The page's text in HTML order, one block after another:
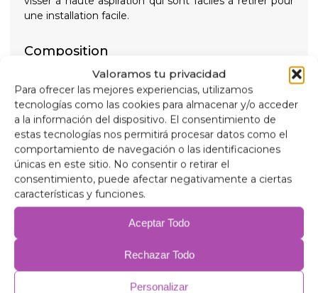
Valoramos tu privacidad
Para ofrecer las mejores experiencias, utilizamos
tecnologías como las cookies para almacenar y/o acceder
a la información del dispositivo. El consentimiento de
estas tecnologías nos permitirá procesar datos como el
comportamiento de navegación o las identificaciones
únicas en este sitio. No consentir o retirar el
consentimiento, puede afectar negativamente a ciertas
características y funciones.
Aceptar Todo
Rechazar Todo
Personalizar
une installation facile.
Composition
Polyéthylène expansé de 2 mm.
Film aluminium 38 microns, pour isolation.
Polyéthylène expansé de 2 mm.
Film aluminium 38 microns.
Polyéthylène expansé de 2 mm.
Film aluminium 38 microns.
Ouate antiallergique 75 gr/m pour isolation.
PVC anti-condensation.
Produits similaires